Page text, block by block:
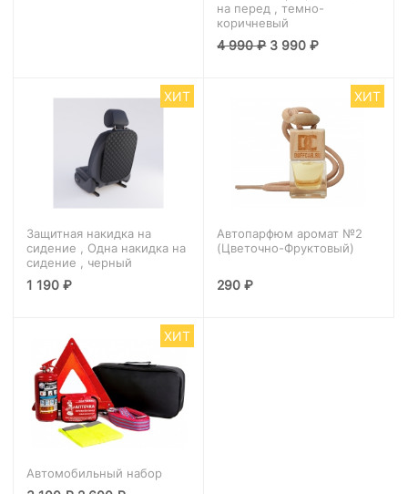
на перед , темно-
коричневый
4 990₽ 3 990₽
ХИТ
Защитная накидка на
сидение , Одна накидка на
сидение , черный
1 190₽
ХИТ
Автопарфюм аромат №2
(Цветочно-Фруктовый)
290₽
ХИТ
Автомобильный набор